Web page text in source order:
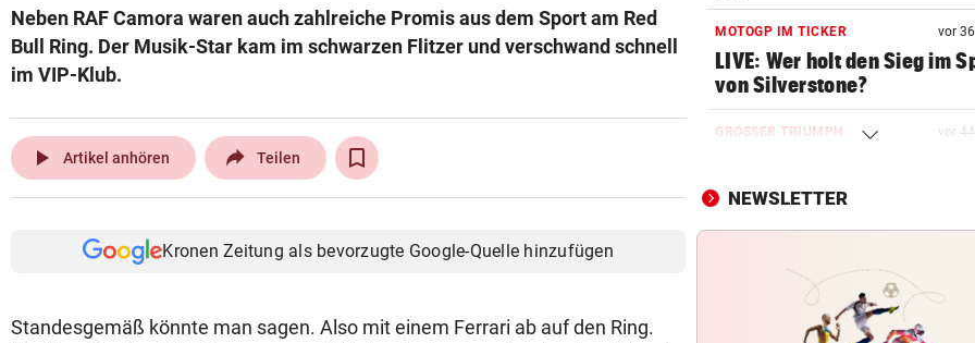
© Krone Multimedia GmbH & Co KG 2026
Muthgasse 2, 1190 Wien
Neben RAF Camora waren auch zahlreiche Promis aus dem Sport am Red
Bull Ring. Der Musik-Star kam im schwarzen Flitzer und verschwand schnell
im VIP-Klub.
play_arrow Artikel anhören Teilen
Kronen Zeitung als bevorzugte Google-Quelle hinzufügen
Standesgemäß könnte man sagen. Also mit einem Ferrari ab auf den Ring.
MOTOGP IM TICKER vor
LIVE: Wer holt den Sieg im
von Silverstone?
GROSSER TRIUMPH vor
Burgos-Rundfahrt
AUFREGUNG IM NETZ
Rennfahrerin zurück
CHANCE AUF 3. TITEL
NEWSLETTER